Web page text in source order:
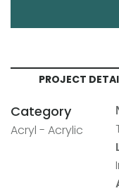
PROJECT
Category
Acryl - Acrylic